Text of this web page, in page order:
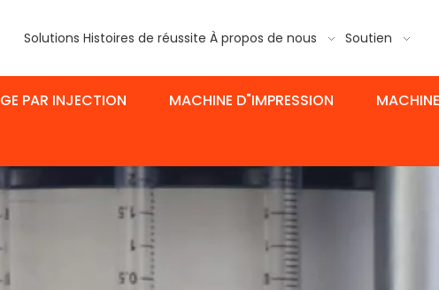
Solutions Histoires de réussite À propos de nous Soutien
PAR INJECTION MACHINE D"IMPRESSION